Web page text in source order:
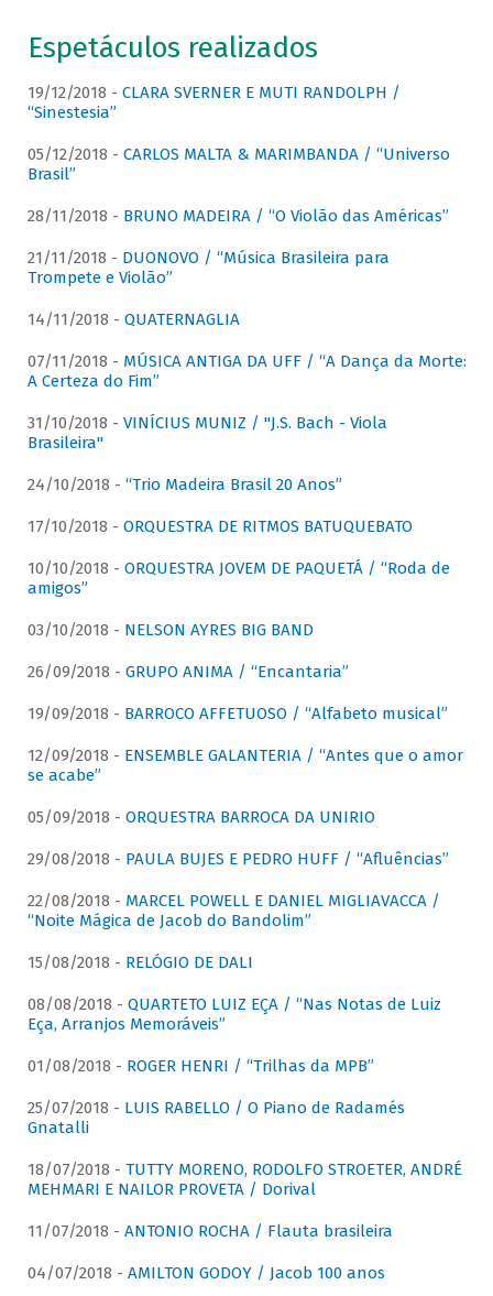
Espetáculos realizados
19/12/2018 - CLARA SVERNER E MUTI RANDOLPH /
“Sinestesia”
05/12/2018 - CARLOS MALTA & MARIMBANDA / “Universo
Brasil”
28/11/2018 - BRUNO MADEIRA / “O Violão das Américas”
21/11/2018 - DUONOVO / “Música Brasileira para
Trompete e Violão”
14/11/2018 - QUATERNAGLIA
07/11/2018 - MÚSICA ANTIGA DA UFF / “A Dança da Morte:
A Certeza do Fim”
31/10/2018 - VINÍCIUS MUNIZ / "J.S. Bach - Viola
Brasileira"
24/10/2018 - “Trio Madeira Brasil 20 Anos”
17/10/2018 - ORQUESTRA DE RITMOS BATUQUEBATO
10/10/2018 - ORQUESTRA JOVEM DE PAQUETÁ / “Roda de
amigos”
03/10/2018 - NELSON AYRES BIG BAND
26/09/2018 - GRUPO ANIMA / “Encantaria”
19/09/2018 - BARROCO AFFETUOSO / “Alfabeto musical”
12/09/2018 - ENSEMBLE GALANTERIA / “Antes que o amor
se acabe”
05/09/2018 - ORQUESTRA BARROCA DA UNIRIO
29/08/2018 - PAULA BUJES E PEDRO HUFF / “Afluências”
22/08/2018 - MARCEL POWELL E DANIEL MIGLIAVACCA /
“Noite Mágica de Jacob do Bandolim”
15/08/2018 - RELÓGIO DE DALI
08/08/2018 - QUARTETO LUIZ EÇA / “Nas Notas de Luiz
Eça, Arranjos Memoráveis”
01/08/2018 - ROGER HENRI / “Trilhas da MPB”
25/07/2018 - LUIS RABELLO / O Piano de Radamés
Gnatalli
18/07/2018 - TUTTY MORENO, RODOLFO STROETER, ANDRÉ
MEHMARI E NAILOR PROVETA / Dorival
11/07/2018 - ANTONIO ROCHA / Flauta brasileira
04/07/2018 - AMILTON GODOY / Jacob 100 anos